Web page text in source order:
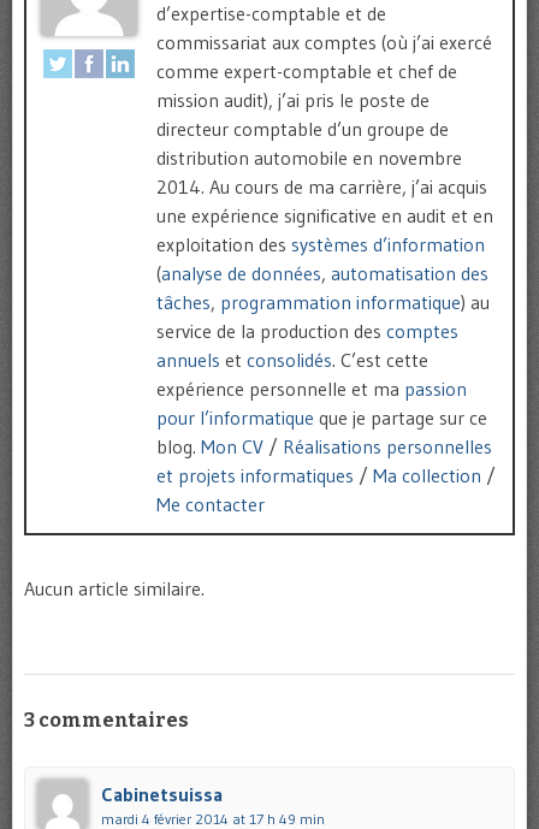
d’expertise-comptable et de
commissariat aux comptes (où j’ai exercé
comme expert-comptable et chef de
mission audit), j’ai pris le poste de
directeur comptable d’un groupe de
distribution automobile en novembre
2014. Au cours de ma carrière, j’ai acquis
une expérience significative en audit et en
exploitation des systèmes d’information
(analyse de données, automatisation des
tâches, programmation informatique) au
service de la production des comptes
annuels et consolidés. C’est cette
expérience personnelle et ma passion
pour l’informatique que je partage sur ce
blog. Mon CV / Réalisations personnelles
et projets informatiques / Ma collection /
Me contacter
Aucun article similaire.
3 commentaires
Cabinetsuissa
mardi 4 février 2014 at 17 h 49 min